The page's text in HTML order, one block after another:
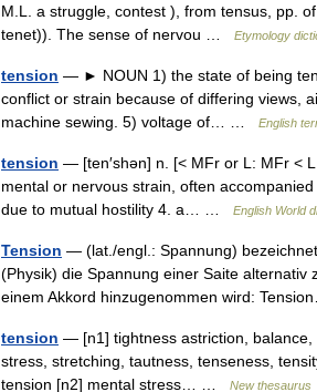
M.L. a struggle, contest ), from tensus, pp.
tenet)). The sense of nervou …
Etymology
tension — ► NOUN 1) the state of being
conflict or strain because of differing views,
machine sewing. 5) voltage of… …
English
tension — [ten′shən] n. [< MFr or L: MFr <
mental or nervous strain, often
due to mutual hostility 4. a… …
English World
Tension — (lat./engl.: Spannung)
(Physik) die Spannung einer Saite
einem Akkord hinzugenommen wird:
tension — [n1] tightness astriction, balance,
stress, stretching, tautness, tenseness,
tension [n2] mental stress… …
New thesaurus